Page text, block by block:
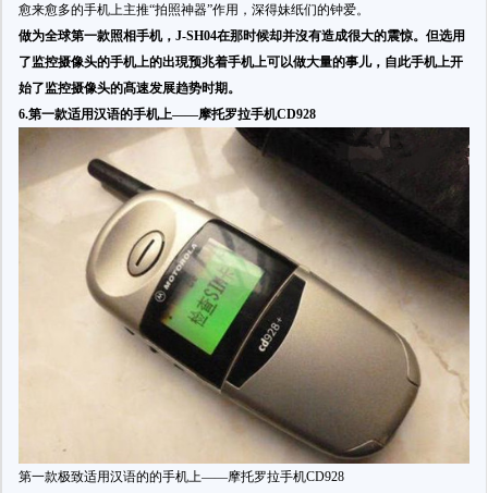
愈来愈多的手机上主推“拍照神器”作用，深得妹纸们的钟爱。
做为全球第一款照相手机，J-SH04在那时候却并沒有造成很大的震惊。 但选用
了监控摄像头的手机上的出現预兆着手机上可以做大量的事儿，自此手机上开
始了监控摄像头的髙速发展趋势时期。
6.第一款适用汉语的手机上——摩托罗拉手机CD928
第一款极致适用汉语的的手机上——摩托罗拉手机CD928